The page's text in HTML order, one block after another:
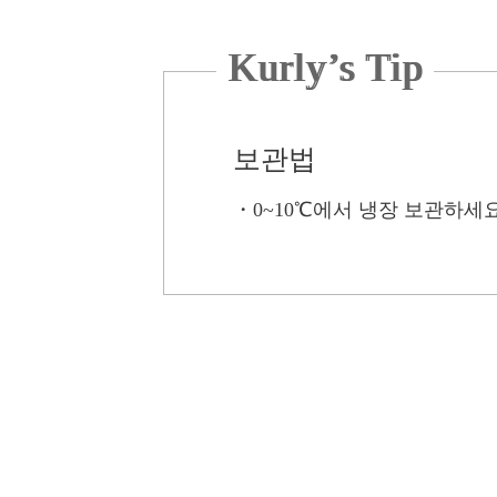
Kurly’s Tip
보관법
・ 0~10℃에서 냉장 보관하세